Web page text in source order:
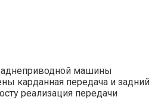
машины
карданная передача и задний
реализация передачи